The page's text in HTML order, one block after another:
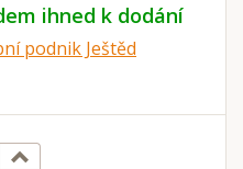
ihned k dodání
podnik Ještěd